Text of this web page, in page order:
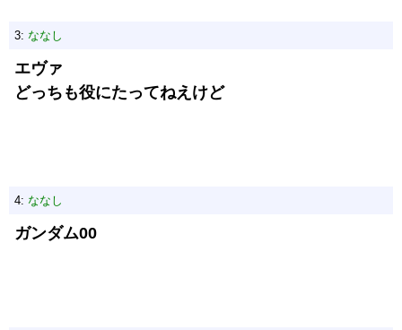
3: ななし
エヴァ
どっちも役にたってねえけど
4: ななし
ガンダム00